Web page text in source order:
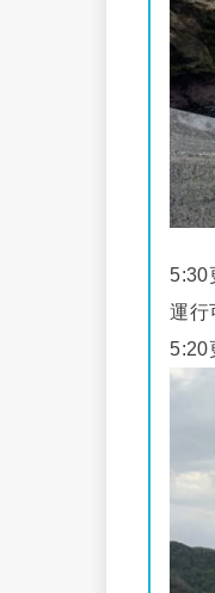
5:30
運行
5:20